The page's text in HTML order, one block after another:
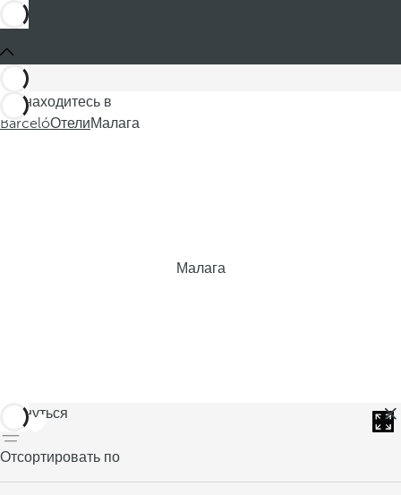
Вы находитесь в
BarcelóОтелиМалага
Малага
вернуться
Отсортировать по